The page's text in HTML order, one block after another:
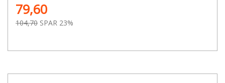
79,60
104,70 SPAR 23%